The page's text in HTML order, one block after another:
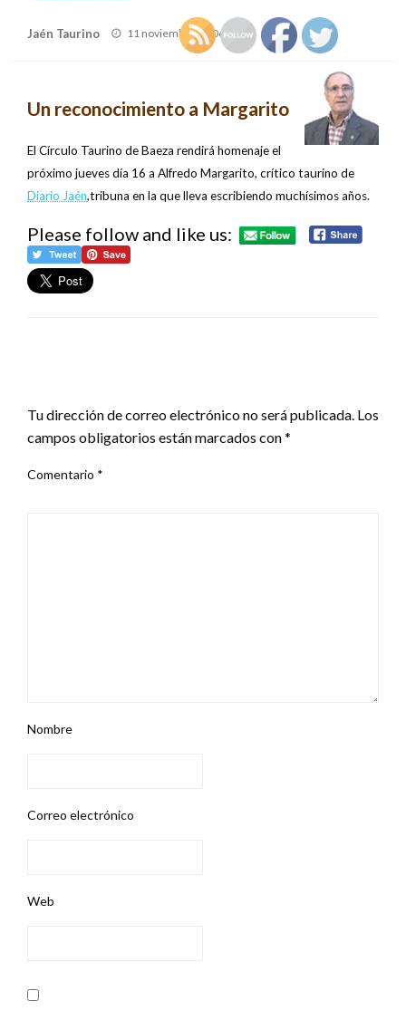
Jaén Taurino
Publicado
11 noviembre, 2006
Un reconocimiento a Margarito
El Círculo Taurino de Baeza rendirá homenaje el
próximo jueves día 16 a Alfredo Margarito, crítico taurino de
Diario Jaén,tribuna en la que lleva escribiendo muchísimos años.
Please follow and like us:
Tu dirección de correo electrónico no será publicada. Los
campos obligatorios están marcados con*
Comentario *
Nombre
Correo electrónico
Web